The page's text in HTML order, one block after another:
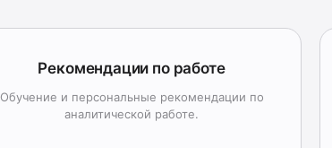
Рекомендации по работе
Обучение и персональные рекомендации по
аналитической работе.